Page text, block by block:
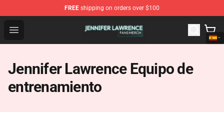
FREE shipping on orders over $100
Open menu
Jennifer Lawrence Shop - Official Jennifer Lawrence
Jennifer Lawrence Equipo de
entrenamiento